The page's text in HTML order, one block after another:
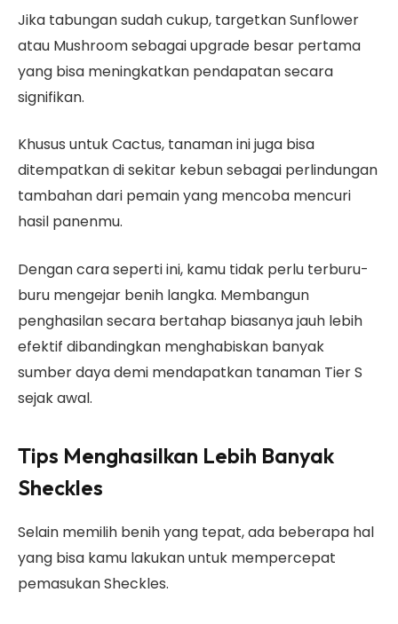
Jika tabungan sudah cukup, targetkan Sunflower
atau Mushroom sebagai upgrade besar pertama
yang bisa meningkatkan pendapatan secara
signifikan.
Khusus untuk Cactus, tanaman ini juga bisa
ditempatkan di sekitar kebun sebagai perlindungan
tambahan dari pemain yang mencoba mencuri
hasil panenmu.
Dengan cara seperti ini, kamu tidak perlu terburu-
buru mengejar benih langka. Membangun
penghasilan secara bertahap biasanya jauh lebih
efektif dibandingkan menghabiskan banyak
sumber daya demi mendapatkan tanaman Tier S
sejak awal.
Tips Menghasilkan Lebih Banyak
Sheckles
Selain memilih benih yang tepat, ada beberapa hal
yang bisa kamu lakukan untuk mempercepat
pemasukan Sheckles.